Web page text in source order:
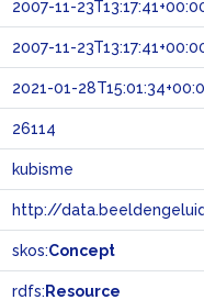
2007-11-
2007-11-
2021-01-
26114
kubisme
http://
skos:Concept
rdfs: Resource